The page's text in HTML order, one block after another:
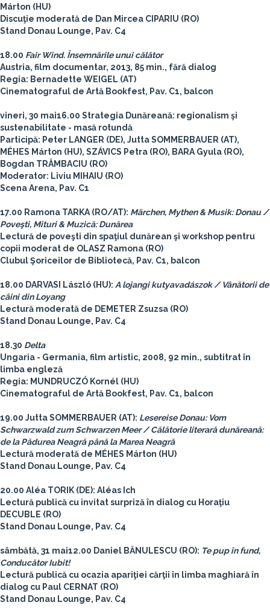
Márton (HU)
Discuţie moderată de Dan Mircea CIPARIU (RO)
Stand Donau Lounge, Pav. C4
18.00 Fair Wind. Însemnările unui călător
Austria, film documentar, 2013, 85 min., fără dialog
Regia: Bernadette WEIGEL (AT)
Cinematograful de Artă Bookfest, Pav. C1, balcon
vineri, 30 mai16.00 Strategia Dunăreană: regionalism şi
sustenabilitate - masă rotundă
Participă: Peter LANGER (DE), Jutta SOMMERBAUER (AT),
MÉHES Márton (HU), SZÁVICS Petra (RO), BARA Gyula (RO),
Bogdan TRÂMBACIU (RO)
Moderator: Liviu MIHAIU (RO)
Scena Arena, Pav. C1
17.00 Ramona TARKA (RO/AT): Märchen, Mythen & Musik: Donau /
Poveşti, Mituri & Muzică: Dunărea
Lectură de poveşti din spaţiul dunărean şi workshop pentru
copii moderat de OLASZ Ramona (RO)
Clubul Şoriceilor de Bibliotecă, Pav. C1, balcon
18.00 DARVASI László (HU): A lojangi kutyavadászok / Vânătorii de
câini din Loyang
Lectură moderată de DEMETER Zsuzsa (RO)
Stand Donau Lounge, Pav. C4
18.30 Delta
Ungaria - Germania, film artistic, 2008, 92 min., subtitrat în
limba engleză
Regia: MUNDRUCZÓ Kornél (HU)
Cinematograful de Artă Bookfest, Pav. C1, balcon
19.00 Jutta SOMMERBAUER (AT): Lesereise Donau: Vom
Schwarzwald zum Schwarzen Meer / Călătorie literară dunăreană:
de la Pădurea Neagră până la Marea Neagră
Lectură moderată de MÉHES Márton (HU)
Stand Donau Lounge, Pav. C4
20.00 Aléa TORIK (DE): Aléas Ich
Lectură publică cu invitat surpriză în dialog cu Horaţiu
DECUBLE (RO)
Stand Donau Lounge, Pav. C4
sâmbătă, 31 mai12.00 Daniel BĂNULESCU (RO): Te pup în fund,
Conducător Iubit!
Lectură publică cu ocazia apariţiei cărţii în limba maghiară în
dialog cu Paul CERNAT (RO)
Stand Donau Lounge, Pav. C4